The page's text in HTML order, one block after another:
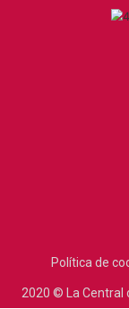
Política de
2020 © La Central